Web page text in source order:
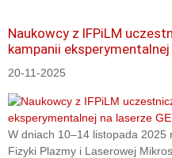
Naukowcy z IFPiLM
kampanii eksperymentalnej
20-11-2025
W dniach 10–14 listopada 2025
Fizyki Plazmy i Laserowej